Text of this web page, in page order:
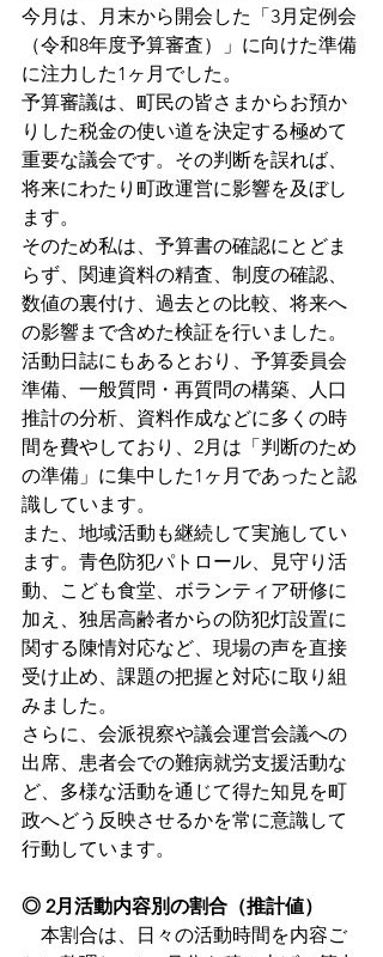
今月は、月末から開会した「3月定例会
（令和8年度予算審査）」に向けた準備
に注力した1ヶ月でした。
予算審議は、町民の皆さまからお預か
りした税金の使い道を決定する極めて
重要な議会です。その判断を誤れば、
将来にわたり町政運営に影響を及ぼし
ます。
そのため私は、予算書の確認にとどま
らず、関連資料の精査、制度の確認、
数値の裏付け、過去との比較、将来へ
の影響まで含めた検証を行いました。
活動日誌にもあるとおり、予算委員会
準備、一般質問・再質問の構築、人口
推計の分析、資料作成などに多くの時
間を費やしており、2月は「判断のため
の準備」に集中した1ヶ月であったと認
識しています。
また、地域活動も継続して実施してい
ます。青色防犯パトロール、見守り活
動、こども食堂、ボランティア研修に
加え、独居高齢者からの防犯灯設置に
関する陳情対応など、現場の声を直接
受け止め、課題の把握と対応に取り組
みました。
さらに、会派視察や議会運営会議への
出席、患者会での難病就労支援活動な
ど、多様な活動を通じて得た知見を町
政へどう反映させるかを常に意識して
行動しています。
◎ 2月活動内容別の割合（推計値）
本割合は、日々の活動時間を内容ご